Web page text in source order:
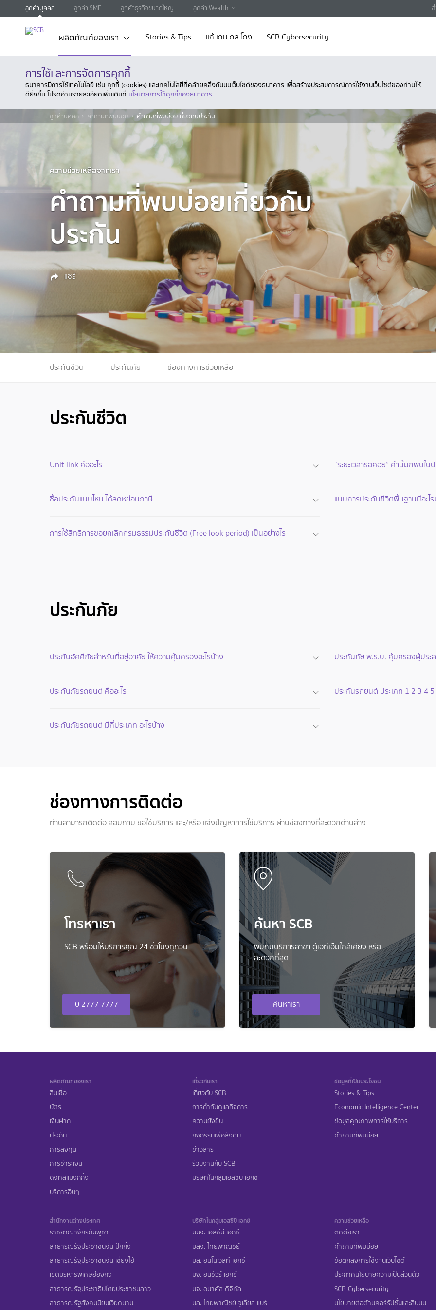
ลูกค้าบุคคล ลูกค้า SME ลูกค้าธุรกิจขนาดใหญ่ ลูกค้า Wealth
ผลิตภัณฑ์ของเรา Stories & Tips แก้ เกม กล โกง SCB Cybersecurity
การใช้และการจัดการคุกกี้
ธนาคารมีการใช้เทคโนโลยี เช่น คุกกี้ (cookies) และเทคโนโลยีที่คล้ายคลึงกันบนเว็บไซต์ของธนาคาร เพื่อสร้างประสบการณ์การใช้งานเว็บไซต์ของท่านให้
ดียิ่งขึ้น โปรดอ่านรายละเอียดเพิ่มเติมที่ นโยบายการใช้คุกกี้ของธนาคาร
ลูกค้าบุคคล คำถามที่พบบ่อย คำถามที่พบบ่อยเกี่ยวกับประกัน
ความช่วยเหลือจากเรา
คำถามที่พบบ่อยเกี่ยวกับ
ประกัน
แชร์
ประกันชีวิต ประกันภัย ช่องทางการช่วยเหลือ
ประกันชีวิต
Unit link คืออะไร
ซื้อประกันแบบไหน ได้ลดหย่อนภาษี
การใช้สิทธิการขอยกเลิกกรมธรรม์ประกันชีวิต (Free look period) เป็นอย่างไร
“ระยะเวลารอคอย” คำนี้มักพบใน
แบบการประกันชีวิตพื้นฐานมีอะไร
ประกันภัย
ประกันอัคคีภัยสำหรับที่อยู่อาศัย ให้ความคุ้มครองอะไรบ้าง
ประกันภัยรถยนต์ คืออะไร
ประกันภัยรถยนต์ มีกี่ประเภท อะไรบ้าง
ประกันภัย พ.ร.บ. คุ้มครองผู้ประ
ประกันรถยนต์ ประเภท 1 2 3 4
ช่องทางการติดต่อ
ท่านสามารถติดต่อ สอบถาม ขอใช้บริการ และ/หรือ แจ้งปัญหาการใช้บริการ ผ่านช่องทางที่สะดวกด้านล่าง
โทรหาเรา
SCB พร้อมให้บริการคุณ 24 ชั่วโมงทุกวัน
0 2777 7777
ค้นหา SCB
พบกับบริการสาขา ตู้เอทีเอ็มใกล้เคียง หรือ
สะดวกที่สุด
ค้นหาเรา
ผลิตภัณฑ์ของเรา
สินเชื่อ
บัตร
เงินฝาก
ประกัน
การลงทุน
การชำระเงิน
ดิจิทัลแบงก์กิ้ง
บริการอื่นๆ
เกี่ยวกับเรา
เกี่ยวกับ SCB
การกำกับดูแลกิจการ
ความยั่งยืน
กิจกรรมเพื่อสังคม
ข่าวสาร
ร่วมงานกับ SCB
บริษัทในกลุ่มเอสซีบี เอกซ์
ข้อมูลที่เป็นประโยชน์
Stories & Tips
Economic Intelligence Center
ข้อมูลคุณภาพการให้บริการ
คำถามที่พบบ่อย
สำนักงานต่างประเทศ
ราชอาณาจักรกัมพูชา
สาธารณรัฐประชาชนจีน ปักกิ่ง
สาธารณรัฐประชาชนจีน เซี่ยงไฮ้
เขตบริหารพิเศษฮ่องกง
สาธารณรัฐประชาธิปไตยประชาชนลาว
สาธารณรัฐสังคมนิยมเวียดนาม
บริษัทในกลุ่มเอสซีบี เอกซ์
บมจ. เอสซีบี เอกซ์
บลจ. ไทยพาณิชย์
บล. อินโนเวสท์ เอกซ์
บจ. อินชัวร์ เอกซ์
บจ. อบาคัส ดิจิทัล
บล. ไทยพาณิชย์ จูเลียส แบร์
ความช่วยเหลือ
ติดต่อเรา
คำถามที่พบบ่อย
ข้อตกลงการใช้งานเว็บไซต์
ประกาศนโยบายความเป็นส่วนตัว
SCB Cybersecurity
นโยบายต่อต้านคอร์รัปชั่นและสินบน